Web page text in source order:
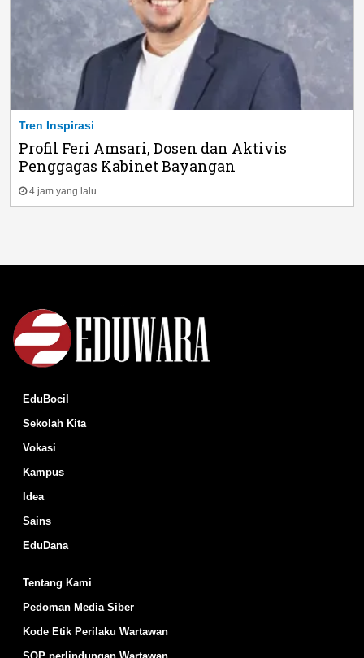
Tren Inspirasi
Profil Feri Amsari, Dosen dan Aktivis
Penggagas Kabinet Bayangan
4 jam yang lalu
EduBocil
Sekolah Kita
Vokasi
Kampus
Idea
Sains
EduDana
Tentang Kami
Pedoman Media Siber
Kode Etik Perilaku Wartawan